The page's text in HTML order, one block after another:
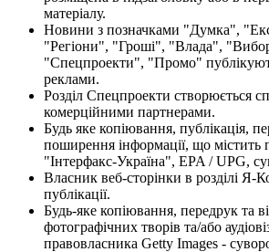
матеріалу.
Новини з позначками "Думка",
"Регіони", "Гроші", "Влада",
"Спецпроекти", "Промо"
реклами.
Розділ Спецпроекти створюється
комерційними партнерами.
Будь яке копіювання, публікація,
поширення інформації, що містить
"Інтерфакс-Україна", EPA / UPG,
Власник веб-сторінки в розділі Я-
публікації.
Будь-яке копіювання, передрук та
фотографічних творів та/або
правовласника Getty Images -